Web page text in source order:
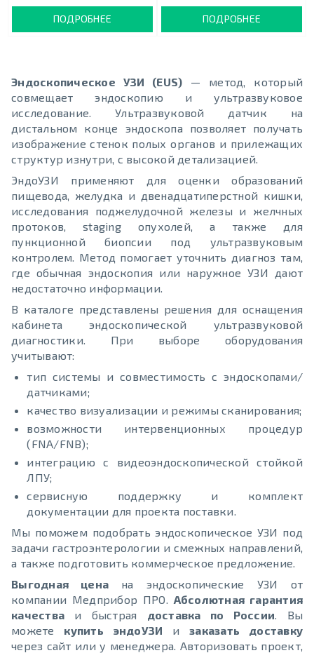
ПОДРОБНЕЕ ПОДРОБНЕЕ
Эндоскопическое УЗИ (EUS) — метод, который
совмещает эндоскопию и ультразвуковое
исследование. Ультразвуковой датчик на
дистальном конце эндоскопа позволяет получать
изображение стенок полых органов и прилежащих
структур изнутри, с высокой детализацией.
ЭндоУЗИ применяют для оценки образований
пищевода, желудка и двенадцатиперстной кишки,
исследования поджелудочной железы и желчных
протоков, staging опухолей, а также для
пункционной биопсии под ультразвуковым
контролем. Метод помогает уточнить диагноз там,
где обычная эндоскопия или наружное УЗИ дают
недостаточно информации.
В каталоге представлены решения для оснащения
кабинета эндоскопической ультразвуковой
диагностики. При выборе оборудования
учитывают:
тип системы и совместимость с эндоскопами/
датчиками;
качество визуализации и режимы сканирования;
возможности интервенционных процедур
(FNA/FNB);
интеграцию с видеоэндоскопической стойкой
ЛПУ;
сервисную поддержку и комплект
документации для проекта поставки.
Мы поможем подобрать эндоскопическое УЗИ под
задачи гастроэнтерологии и смежных направлений,
а также подготовить коммерческое предложение.
Выгодная цена на эндоскопические УЗИ от
компании Медприбор ПРО. Абсолютная гарантия
качества и быстрая доставка по России. Вы
можете купить эндоУЗИ изаказать доставку
через сайт или у менеджера. Авторизовать проект,